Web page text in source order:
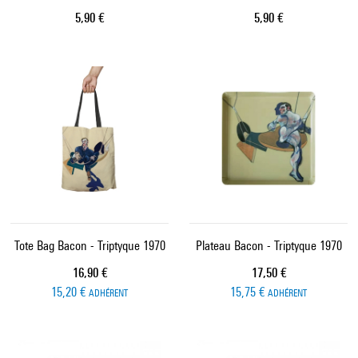
Prix ​​actuel
5,90 € Prix ​​actuel
5,90 €
Tote Bag Bacon - Triptyque 1970
Prix ​​actuel
16,90 €
15,20 € ADHÉRENT
Plateau Bacon - Triptyque 1970
Prix ​​actuel
17,50 €
15,75 € ADHÉRENT